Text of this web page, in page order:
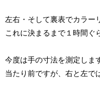
左右・そして裏表でカラー
これに決まるまで１時間ぐ
今度は手の寸法を測定しま
当たり前ですが、右と左で